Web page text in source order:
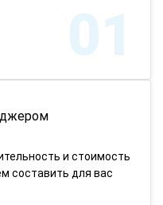
01
и стоимость
составить для вас